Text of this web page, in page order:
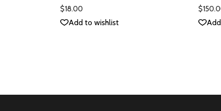
$18.00
Add to wishlist
$